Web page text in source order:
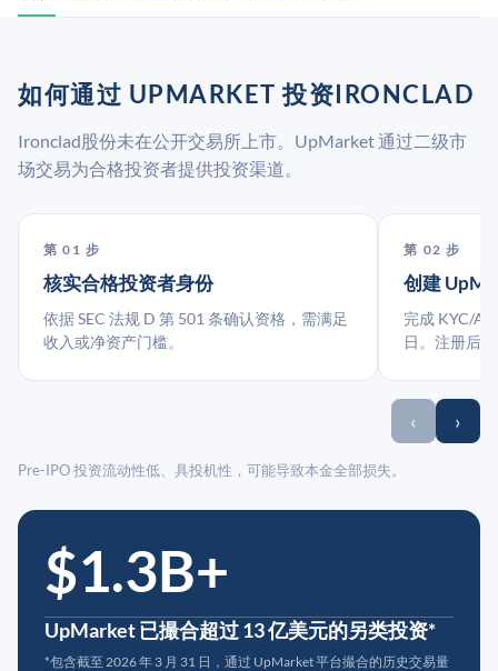
如何通过 UPMARKET 投资IRONCLAD
Ironclad股份未在公开交易所上市。UpMarket 通过二级市
场交易为合格投资者提供投资渠道。
第 01 步
核实合格投资者身份
依据 SEC 法规 D 第 501 条确认资格，需满足
收入或净资产门槛。
第 02 步
创建
完成 KYC/
日。注册后
‹ ›
Pre-IPO 投资流动性低、具投机性，可能导致本金全部损失。
$1.3B+
UpMarket 已撮合超过 13 亿美元的另类投资*
*包含截至 2026 年 3 月 31 日，通过 UpMarket 平台撮合的历史交易量